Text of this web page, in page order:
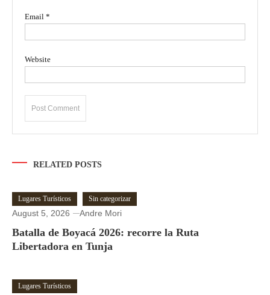
Email *
Website
RELATED POSTS
Lugares Turísticos Sin categorizar
August 5, 2026 Andre Mori
Batalla de Boyacá 2026: recorre la Ruta
Libertadora en Tunja
Lugares Turísticos